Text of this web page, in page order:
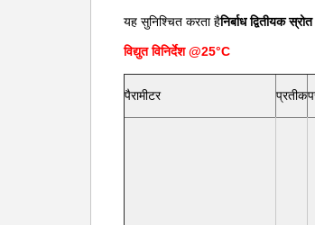
यह सुनिश्चित करता हैनिर्बाध द्वितीयक
विद्युत विनिर्देश @25°C
पैरामीटर प्रतीक